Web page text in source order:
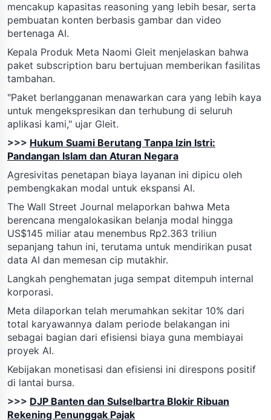
mencakup kapasitas reasoning yang lebih besar, serta
pembuatan konten berbasis gambar dan video
bertenaga AI.
Kepala Produk Meta Naomi Gleit menjelaskan bahwa
paket subscription baru bertujuan memberikan fasilitas
tambahan.
"Paket berlangganan menawarkan cara yang lebih kaya
untuk mengekspresikan dan terhubung di seluruh
aplikasi kami," ujar Gleit.
>>> Hukum Suami Berutang Tanpa Izin Istri:
Pandangan Islam dan Aturan Negara
Agresivitas penetapan biaya layanan ini dipicu oleh
pembengkakan modal untuk ekspansi AI.
The Wall Street Journal melaporkan bahwa Meta
berencana mengalokasikan belanja modal hingga
US$145 miliar atau menembus Rp2.363 triliun
sepanjang tahun ini, terutama untuk mendirikan pusat
data AI dan memesan cip mutakhir.
Langkah penghematan juga sempat ditempuh internal
korporasi.
Meta dilaporkan telah merumahkan sekitar 10% dari
total karyawannya dalam periode belakangan ini
sebagai bagian dari efisiensi biaya guna membiayai
proyek AI.
Kebijakan monetisasi dan efisiensi ini direspons positif
di lantai bursa.
>>> DJP Banten dan Sulselbartra Blokir Ribuan
Rekening Penunggak Pajak